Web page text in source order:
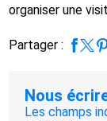
organiser une
Partager :
Nous
Les champs